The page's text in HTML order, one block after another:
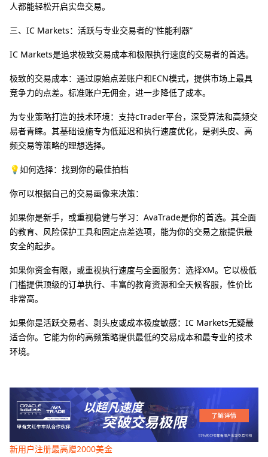
人都能轻松开启实盘交易。
三、IC Markets：活跃与专业交易者的“性能利器”
IC Markets是追求极致交易成本和极限执行速度的交易者的首选。
极致的交易成本：通过原始点差账户和ECN模式，提供市场上最具
竞争力的点差。标准账户无佣金，进一步降低了成本。
为专业策略打造的技术环境：支持cTrader平台，深受算法和高频交
易者青睐。其基础设施专为低延迟和执行速度优化，是剥头皮、高
频交易等策略的理想选择。
💡如何选择：找到你的最佳拍档
你可以根据自己的交易画像来决策：
如果你是新手，或重视稳健与学习：AvaTrade是你的首选。其全面
的教育、风险保护工具和固定点差选项，能为你的交易之旅提供最
安全的起步。
如果你资金有限，或重视执行速度与全面服务：选择XM。它以极低
门槛提供顶级的订单执行、丰富的教育资源和全天候客服，性价比
非常高。
如果你是活跃交易者、剥头皮或成本极度敏感：IC Markets无疑最
适合你。它能为你的高频策略提供最低的交易成本和最专业的技术
环境。
新用户注册最高赠2000美金